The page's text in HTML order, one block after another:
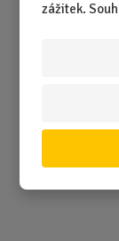
zážitek.